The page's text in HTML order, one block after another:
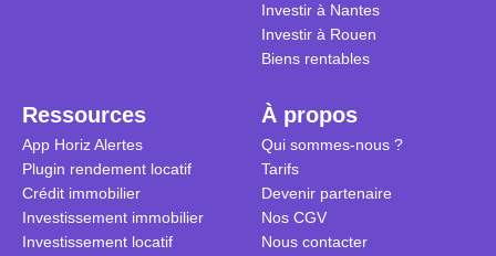
Investir à Nantes
Investir à Rouen
Biens rentables
Ressources
App Horiz Alertes
Plugin rendement locatif
Crédit immobilier
Investissement immobilier
Investissement locatif
À propos
Qui sommes-nous ?
Tarifs
Devenir partenaire
Nos CGV
Nous contacter